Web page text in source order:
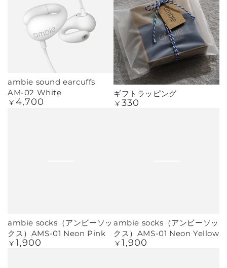
ambie sound earcuffs
AM-02 White
定
¥ 4,700
ギフトラッピング
定
¥ 330
ambie socks（アンビーソッ
クス）AMS-01 Neon Pink
定
¥ 1,900
ambie socks（アンビーソッ
クス）AMS-01 Neon Yellow
定
¥ 1,900